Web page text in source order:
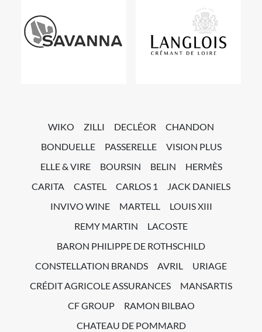
WIKO ZILLI DECLÉOR
CHANDON
BONDUELLE
PASSERELLE
VISION PLUS
ELLE & VIRE
BOURSIN BELIN
HERMÈS
CARITA
CASTEL CARLOS 1
JACK DANIELS
INVIVO WINE
MARTELL
LOUIS XIII
REMY MARTIN
LACOSTE
BARON PHILIPPE DE ROTHSCHILD
CONSTELLATION BRANDS
AVRIL
URIAGE
CRÉDIT AGRICOLE ASSURANCES
MANSARTIS
CF GROUP
RAMON BILBAO
CHATEAU DE POMMARD